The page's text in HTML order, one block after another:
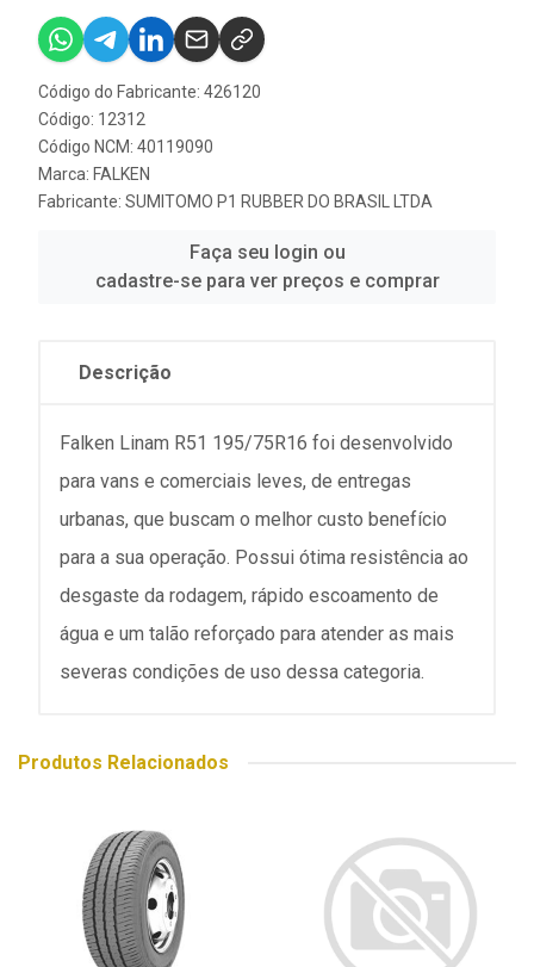
Código do Fabricante: 426120
Código: 12312
Código NCM: 40119090
Marca: FALKEN
Fabricante: SUMITOMO P1 RUBBER DO BRASIL LTDA
Faça seu login ou
cadastre-se para ver preços e comprar
Descrição
Falken Linam R51 195/75R16 foi desenvolvido
para vans e comerciais leves, de entregas
urbanas, que buscam o melhor custo benefício
para a sua operação. Possui ótima resistência ao
desgaste da rodagem, rápido escoamento de
água e um talão reforçado para atender as mais
severas condições de uso dessa categoria.
Produtos Relacionados